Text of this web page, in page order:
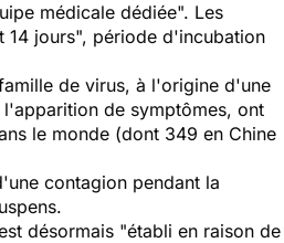
médicale dédiée". Les
14 jours", période d'incubation
de virus, à l'origine d'une
de symptômes, ont
le monde (dont 349 en Chine
contagion pendant la
désormais "établi en raison de